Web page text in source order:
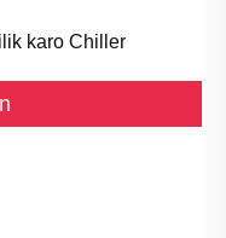
karo Chiller